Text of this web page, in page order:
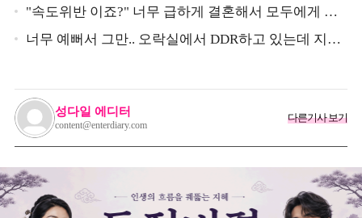
"속도위반 이죠?" 너무 급하게 결혼해서 모두에게 의
심 받았던 스타
너무 예뻐서 그만.. 오락실에서 DDR하고 있는데 지나
성다일 에디터
content@enterdiary.com
다른기사 보기